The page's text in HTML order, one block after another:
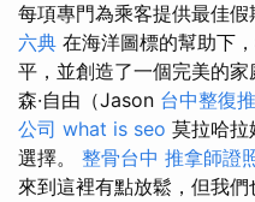
每項專門為乘客提供最佳
六典 在海洋圖標的幫助下
平，並創造了一個完美的
森·自由（Jason 台中整復
公司 what is seo 莫拉哈拉
選擇。 整骨台中 推拿師證
來到這裡有點放鬆，但我